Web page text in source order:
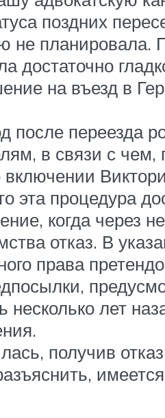
поздних
не планировала.
достаточно
на въезд в
после
в связи с
включении
эта процедура
когда через
отказ. В
права
несколько лет
получив